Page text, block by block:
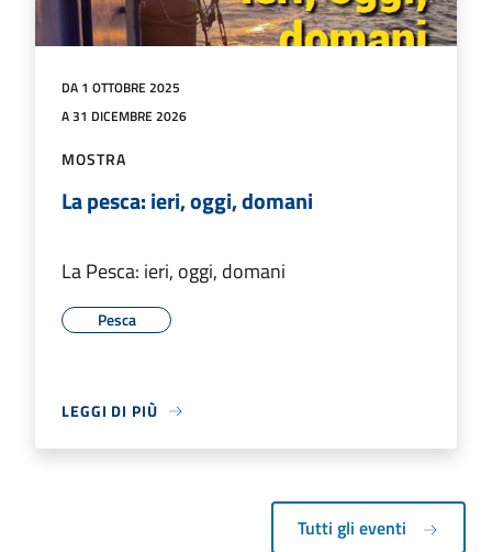
DA 1 OTTOBRE 2025
A 31 DICEMBRE 2026
MOSTRA
La pesca: ieri, oggi, domani
La Pesca: ieri, oggi, domani
Pesca
LEGGI DI PIÙ
Tutti gli eventi